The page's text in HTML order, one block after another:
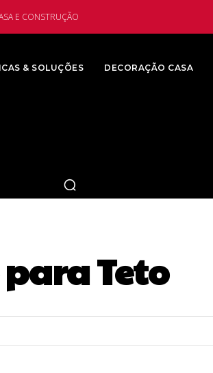
E CONSTRUÇÃO
& SOLUÇÕES DECORAÇÃO CASA
Teto